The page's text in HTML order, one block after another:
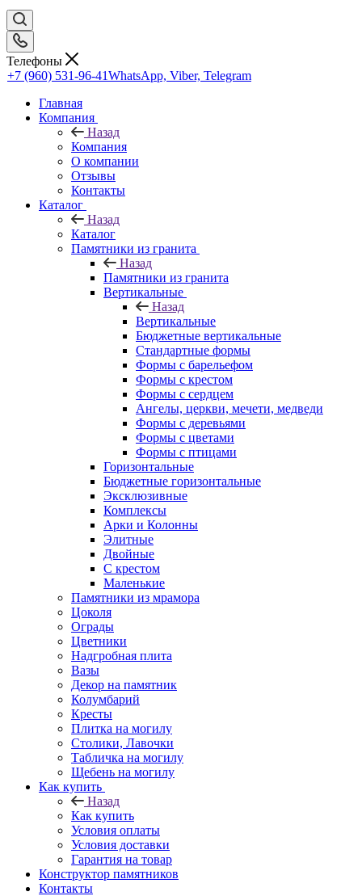
Телефоны
+7 (960) 531-96-41WhatsApp, Viber, Telegram
Главная
Компания
Назад
Компания
О компании
Отзывы
Контакты
Каталог
Назад
Каталог
Памятники из гранита
Назад
Памятники из гранита
Вертикальные
Назад
Вертикальные
Бюджетные вертикальные
Стандартные формы
Формы с барельефом
Формы с крестом
Формы с сердцем
Ангелы, церкви, мечети, медведи
Формы с деревьями
Формы с цветами
Формы с птицами
Горизонтальные
Бюджетные горизонтальные
Эксклюзивные
Комплексы
Арки и Колонны
Элитные
Двойные
С крестом
Маленькие
Памятники из мрамора
Цоколя
Ограды
Цветники
Надгробная плита
Вазы
Декор на памятник
Колумбарий
Кресты
Плитка на могилу
Столики, Лавочки
Табличка на могилу
Щебень на могилу
Как купить
Назад
Как купить
Условия оплаты
Условия доставки
Гарантия на товар
Конструктор памятников
Контакты